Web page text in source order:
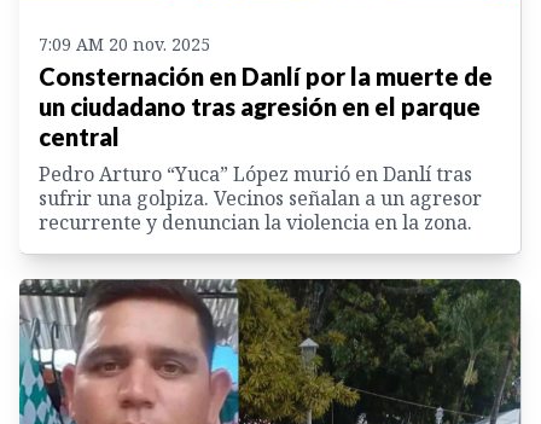
7:09 AM 20 nov. 2025
Consternación en Danlí por la muerte de
un ciudadano tras agresión en el parque
central
Pedro Arturo “Yuca” López murió en Danlí tras
sufrir una golpiza. Vecinos señalan a un agresor
recurrente y denuncian la violencia en la zona.